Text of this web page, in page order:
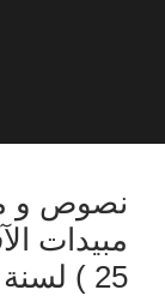
نصوص و
مبيدات
25 ) لسنة 1999 م